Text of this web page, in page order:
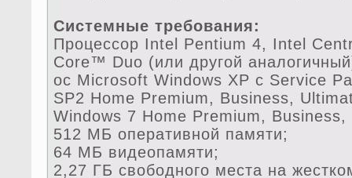
Системные требования:
Процессор Intel Pentium 4, Intel
Core™ Duo (или другой
ос Microsoft Windows XP с Service
SP2 Home Premium, Business,
Windows 7 Home Premium,
512 MБ оперативной памяти;
64 МБ видеопамяти;
2,27 ГБ свободного места на